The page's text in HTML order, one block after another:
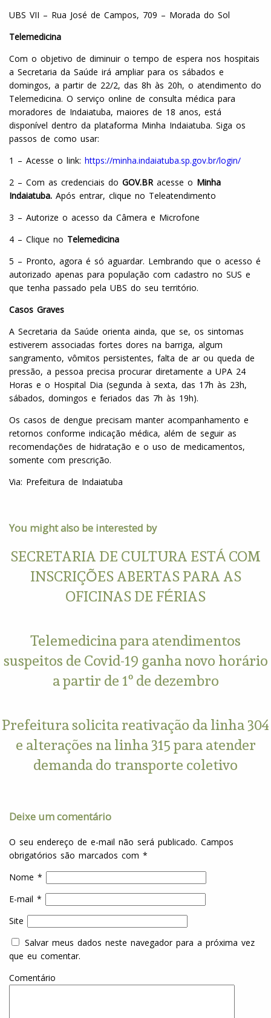
UBS VII – Rua José de Campos, 709 – Morada do Sol
Telemedicina
Com o objetivo de diminuir o tempo de espera nos hospitais
a Secretaria da Saúde irá ampliar para os sábados e
domingos, a partir de 22/2, das 8h às 20h, o atendimento do
Telemedicina. O serviço online de consulta médica para
moradores de Indaiatuba, maiores de 18 anos, está
disponível dentro da plataforma Minha Indaiatuba. Siga os
passos de como usar:
1 – Acesse o link: https://minha.indaiatuba.sp.gov.br/login/
2 – Com as credenciais do GOV.BRacesse o Minha
Indaiatuba. Após entrar, clique no Teleatendimento
3 – Autorize o acesso da Câmera e Microfone
4 – Clique no Telemedicina
5 – Pronto, agora é só aguardar. Lembrando que o acesso é
autorizado apenas para população com cadastro no SUS e
que tenha passado pela UBS do seu território.
Casos Graves
A Secretaria da Saúde orienta ainda, que se, os sintomas
estiverem associadas fortes dores na barriga, algum
sangramento, vômitos persistentes, falta de ar ou queda de
pressão, a pessoa precisa procurar diretamente a UPA 24
Horas e o Hospital Dia (segunda à sexta, das 17h às 23h,
sábados, domingos e feriados das 7h às 19h).
Os casos de dengue precisam manter acompanhamento e
retornos conforme indicação médica, além de seguir as
recomendações de hidratação e o uso de medicamentos,
somente com prescrição.
Via: Prefeitura de Indaiatuba
You might also be interested by
SECRETARIA DE CULTURA ESTÁ COM
INSCRIÇÕES ABERTAS PARA AS
OFICINAS DE FÉRIAS
Telemedicina para atendimentos
suspeitos de Covid-19 ganha novo horário
a partir de 1º de dezembro
Prefeitura solicita reativação da linha 304
e alterações na linha 315 para atender
demanda do transporte coletivo
Deixe um comentário
O seu endereço de e-mail não será publicado. Campos
obrigatórios são marcados com *
Nome *
E-mail *
Site
Salvar meus dados neste navegador para a próxima vez
que eu comentar.
Comentário